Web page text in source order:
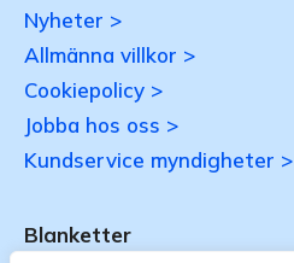
Nyheter >
Allmänna villkor >
Cookiepolicy >
Jobba hos oss >
Kundservice myndigheter >
Blanketter